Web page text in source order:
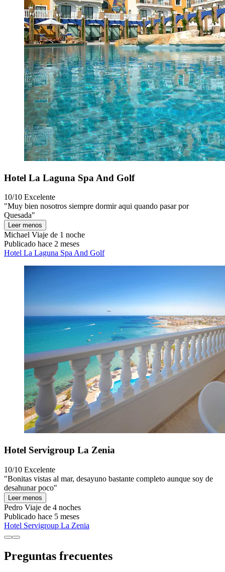
Hotel La Laguna Spa And Golf
10/10 Excelente
"Muy bien nosotros siempre dormir aqui quando pasar por
Quesada"
Leer menos
Michael Viaje de 1 noche
Publicado hace 2 meses
Hotel La Laguna Spa And Golf
Hotel Servigroup La Zenia
10/10 Excelente
"Bonitas vistas al mar, desayuno bastante completo aunque soy de
desahunar poco"
Leer menos
Pedro Viaje de 4 noches
Publicado hace 5 meses
Hotel Servigroup La Zenia
Preguntas frecuentes